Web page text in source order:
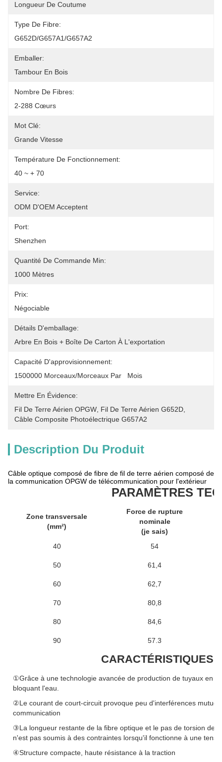
Longueur De Coutume
Type De Fibre:
G652D/G657A1/G657A2
Emballer:
Tambour En Bois
Nombre De Fibres:
2-288 Cœurs
Mot Clé:
Grande Vitesse
Température De Fonctionnement:
40 ~ + 70
Service:
ODM D'OEM Acceptent
Port:
Shenzhen
Quantité De Commande Min:
1000 Mètres
Prix:
Négociable
Détails D'emballage:
Arbre En Bois + Boîte De Carton À L'exportation
Capacité D'approvisionnement:
1500000 Morceaux/morceaux Par   Mois
Mettre En Évidence:
Fil De Terre Aérien OPGW Fil De Terre Aérien G652D
Câble Composite Photoélectrique G657A2
Description Du Produit
Câble optique composé de fibre de fil de terre aérien composé de
la communication OPGW de télécommunication pour l'extérieur
PARAMÈTRES
Zone transversale
(mm²)
Force de rupture
nominale
(je sais)
40 54
50 61,4
60 62,7
70 80,8
80 84,6
90 57.3
CARACTÉRISTIQUES
①Grâce à une technologie avancée de production de tuyaux en
bloquant l'eau.
②Le courant de court-circuit provoque peu d'interférences
communication
③La longueur restante de la fibre optique et le pas de torsion de
n'est pas soumis à des contraintes lorsqu'il fonctionne à une
④Structure compacte, haute résistance à la traction